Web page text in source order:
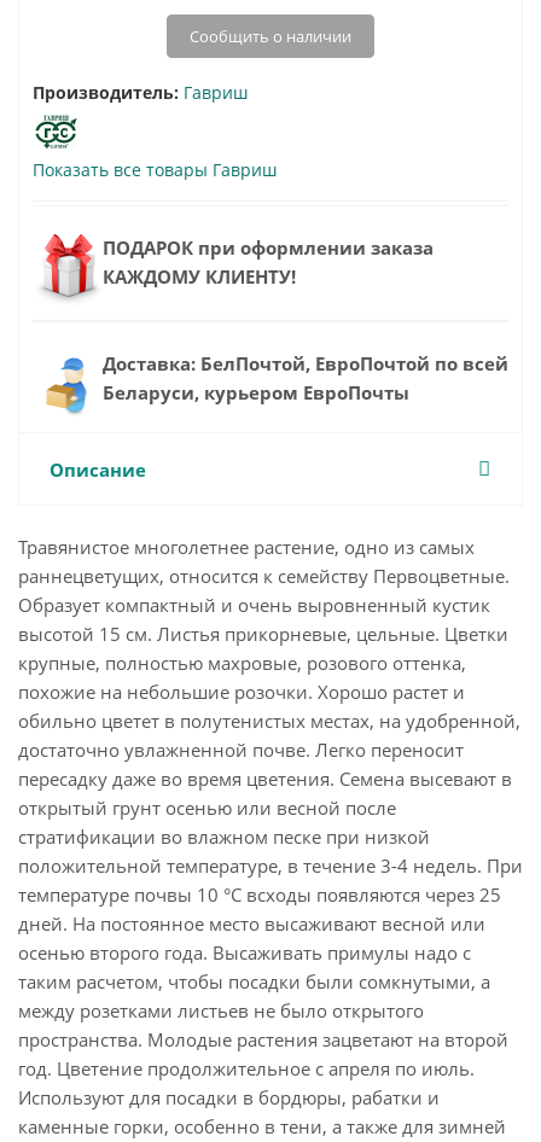
Сообщить о наличии
Производитель: Гавриш
Показать все товары Гавриш
ПОДАРОК при оформлении заказа
КАЖДОМУ КЛИЕНТУ!
Доставка: БелПочтой, ЕвроПочтой по всей
Беларуси, курьером ЕвроПочты
Описание
Травянистое многолетнее растение, одно из самых
раннецветущих, относится к семейству Первоцветные.
Образует компактный и очень выровненный кустик
высотой 15 см. Листья прикорневые, цельные. Цветки
крупные, полностью махровые, розового оттенка,
похожие на небольшие розочки. Хорошо растет и
обильно цветет в полутенистых местах, на удобренной,
достаточно увлажненной почве. Легко переносит
пересадку даже во время цветения. Семена высевают в
открытый грунт осенью или весной после
стратификации во влажном песке при низкой
положительной температуре, в течение 3-4 недель. При
температуре почвы 10 °С всходы появляются через 25
дней. На постоянное место высаживают весной или
осенью второго года. Высаживать примулы надо с
таким расчетом, чтобы посадки были сомкнутыми, а
между розетками листьев не было открытого
пространства. Молодые растения зацветают на второй
год. Цветение продолжительное с апреля по июль.
Используют для посадки в бордюры, рабатки и
каменные горки, особенно в тени, а также для зимней